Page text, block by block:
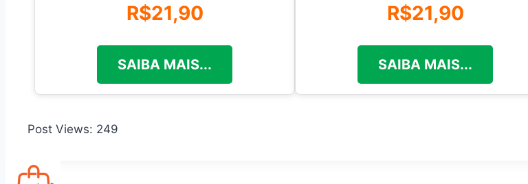
R$21,90
SAIBA MAIS...
R$21,90
SAIBA MAIS...
Post Views: 249